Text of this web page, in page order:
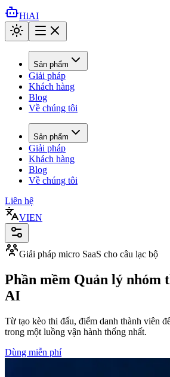
HiAI
Sản phẩm
Giải pháp
Khách hàng
Blog
Về chúng tôi
Sản phẩm
Giải pháp
Khách hàng
Blog
Về chúng tôi
Liên hệ
VIEN
Giải pháp micro SaaS cho câu lạc bộ
Phần mềm Quản lý nhóm
AI
Từ tạo kèo thi đấu, điểm danh thành viên
trong một luồng vận hành thống nhất.
Dùng miễn phí